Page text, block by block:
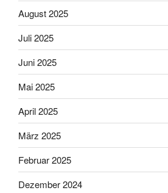
August 2025
Juli 2025
Juni 2025
Mai 2025
April 2025
März 2025
Februar 2025
Dezember 2024